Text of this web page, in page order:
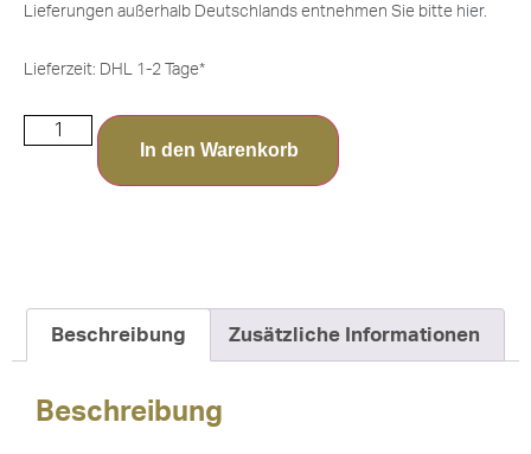
Lieferungen außerhalb Deutschlands entnehmen Sie bitte hier.
Lieferzeit: DHL 1-2 Tage*
In den Warenkorb
Beschreibung Zusätzliche Informationen
Beschreibung